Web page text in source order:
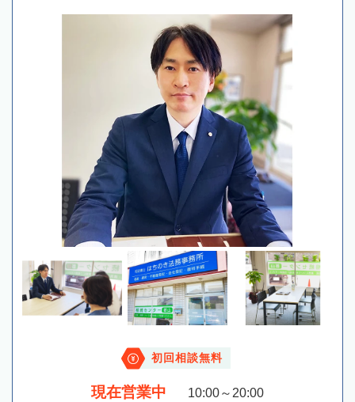
初回相談無料
現在営業中 10:00～20:00